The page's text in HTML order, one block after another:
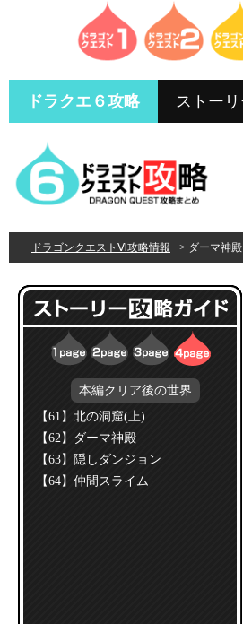
ドラクエ６攻略 ストー
ドラゴンクエストⅥ攻略情報 > ダーマ神殿
本編クリア後の世界
【61】北の洞窟(上)
【62】ダーマ神殿
【63】隠しダンジョン
【64】仲間スライム